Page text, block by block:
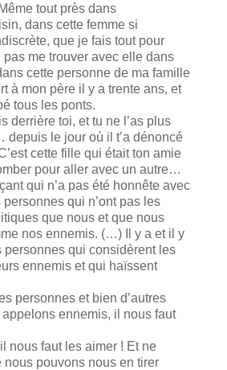
tout près dans
dans cette femme si
que je fais tout pour
pas me trouver avec elle dans
cette personne de ma famille
à mon père il y a trente ans, et
tous les ponts.
derrière toi, et tu ne l’as plus
depuis le jour où il t’a dénoncé
cette fille qui était ton amie
pour aller avec un autre…
qui n’a pas été honnête avec
qui n’ont pas les
que nous et que nous
nos ennemis. (…) Il y a et il y
personnes qui considèrent les
ennemis et qui haïssent
personnes et bien d’autres
ennemis, il nous faut
nous faut les aimer ! Et ne
nous pouvons nous en tirer